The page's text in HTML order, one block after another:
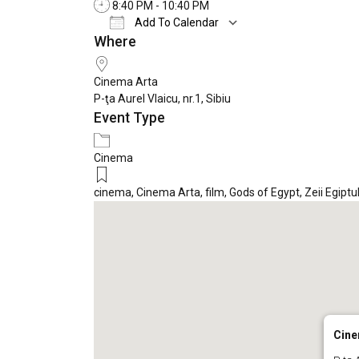
8:40 PM - 10:40 PM
Add To Calendar
Download ICS
Where
Cinema Arta
P-ţa Aurel Vlaicu, nr.1, Sibiu
Event Type
Cinema
cinema, Cinema Arta, film, Gods of Egypt, Zeii